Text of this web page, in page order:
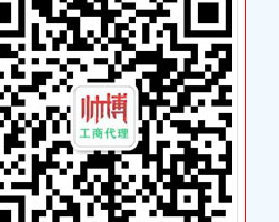
2017年生产技改-110kV新桥变电站110kV1号主
童家桥办执照
青岛到宜城货运专线直达物流公司'-北京市汽车
【多图】《**》满五唯一,*楼层,*,价比高！,管弄
重庆货运司机：厂区直招货运司机包吃住[代招]-
重庆厂房出租-重庆厂房网-重庆招商网
【萍乡二手宗申转让/交易市场】-萍乡赶集网
双碑办执照
万事通_新浪新闻
夏俊峰案二审辩护词_天朝司法是抑扬善还是其